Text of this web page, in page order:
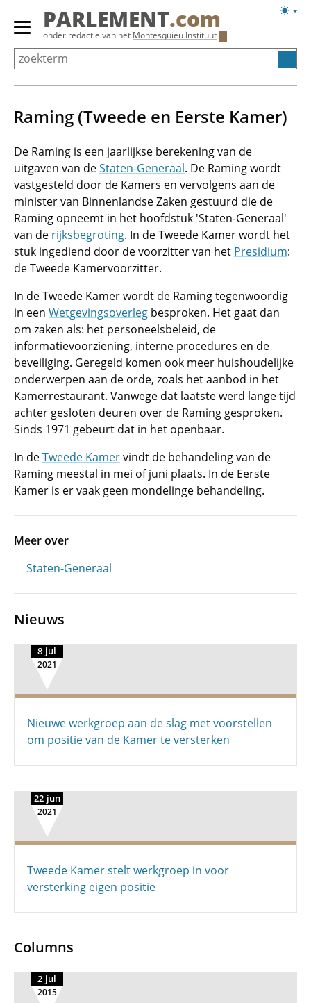
Overslaan
Primair
menu
tonen/verbergen
PARLEMENT.com
onder redactie van het Montesquieu Instituut
Raming (Tweede en Eerste Kamer)
De Raming is een jaarlijkse berekening van de
uitgaven van deStaten-Generaal. De Raming wordt
vastgesteld door de Kamers en vervolgens aan de
minister van Binnenlandse Zaken gestuurd die de
Raming opneemt in het hoofdstuk 'Staten-Generaal'
van de rijksbegroting. In de Tweede Kamer wordt het
stuk ingediend door de voorzitter van het Presidium:
de Tweede Kamervoorzitter.
In de Tweede Kamer wordt de Raming tegenwoordig
in een Wetgevingsoverleg besproken. Het gaat dan
om zaken als: het personeelsbeleid, de
informatievoorziening, interne procedures en de
beveiliging. Geregeld komen ook meer huishoudelijke
onderwerpen aan de orde, zoals het aanbod in het
Kamerrestaurant. Vanwege dat laatste werd lange tijd
achter gesloten deuren over de Raming gesproken.
Sinds 1971 gebeurt dat in het openbaar.
In deTweede Kamervindt de behandeling van de
Raming meestal in mei of juni plaats. In de Eerste
Kamer is er vaak geen mondelinge behandeling.
Meer over
Staten-Generaal
Nieuws
8 jul
2021
Nieuwe werkgroep aan de slag met voorstellen
om positie van de Kamer te versterken
22 jun
2021
Tweede Kamer stelt werkgroep in voor
versterking eigen positie
Columns
2 jul
2015